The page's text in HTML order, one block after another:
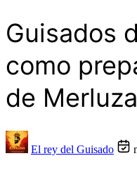
Guisados
como
de
El rey del Guisado